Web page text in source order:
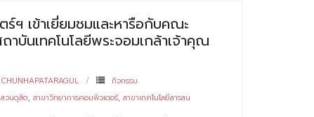
ฯ เข้าเยี่ยมชมและหารือกับคณะ
าบันเทคโนโลยีพระจอมเกล้าเจ้าคุณ
กิจกรรม
สวนดุสิต,สาขาวิทยาการคอมพิวเตอร์,สาขาเทคโนโลยีสารสน